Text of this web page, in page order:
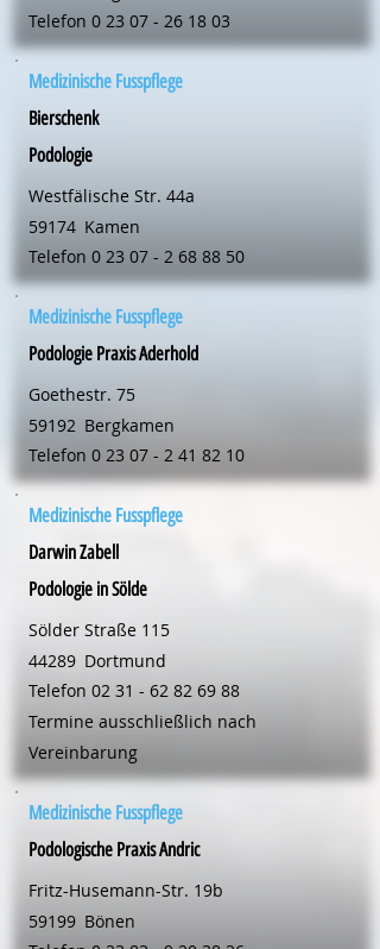
Telefon 0 23 07 - 26 18 03
Medizinische Fusspflege
Bierschenk
Podologie
Westfälische Str. 44a
59174 Kamen
Telefon 0 23 07 - 2 68 88 50
Medizinische Fusspflege
Podologie Praxis Aderhold
Goethestr. 75
59192 Bergkamen
Telefon 0 23 07 - 2 41 82 10
Medizinische Fusspflege
Darwin Zabell
Podologie in Sölde
Sölder Straße 115
44289 Dortmund
Telefon 02 31 - 62 82 69 88
Termine ausschließlich nach
Vereinbarung
Medizinische Fusspflege
Podologische Praxis Andric
Fritz-Husemann-Str. 19b
59199 Bönen